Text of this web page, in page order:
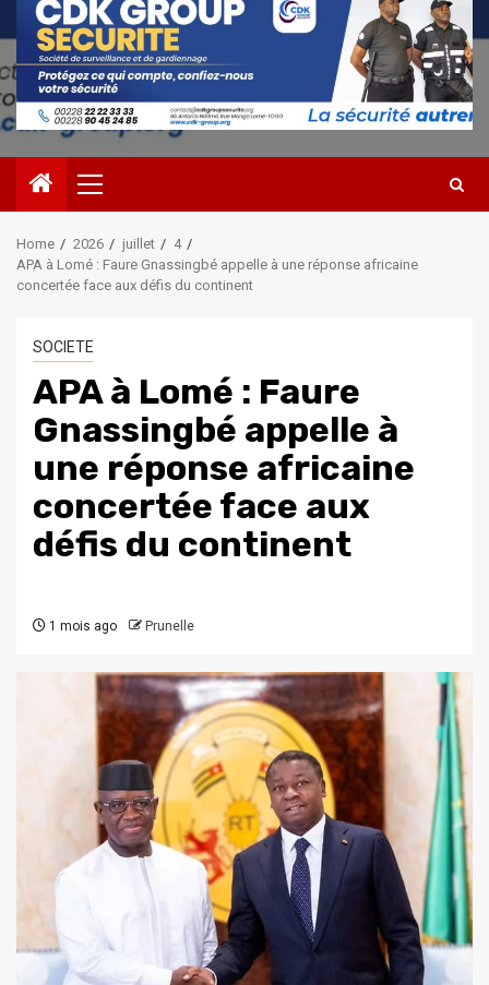
Primary
Menu
Home 2026 juillet
4
APA à Lomé : Faure Gnassingbé appelle à une réponse africaine
concertée face aux défis du continent
SOCIETE
APA à Lomé : Faure
Gnassingbé appelle à
une réponse africaine
concertée face aux
défis du continent
1 mois ago Prunelle